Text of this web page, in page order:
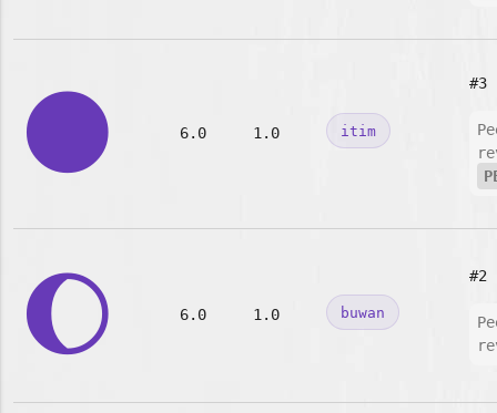
🌑 6.0 1.0 itim
#3
🌔 6.0 1.0 buwan
#2